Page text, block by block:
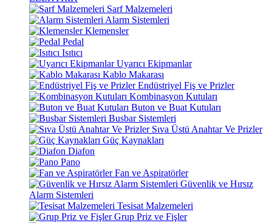
Sarf Malzemeleri
Alarm Sistemleri
Klemensler
Pedal
Isıtıcı
Uyarıcı Ekipmanlar
Kablo Makarası
Endüstriyel Fiş ve Prizler
Kombinasyon Kutuları
Buton ve Buat Kutuları
Busbar Sistemleri
Sıva Üstü Anahtar Ve Prizler
Güç Kaynakları
Diafon
Pano
Fan ve Aspiratörler
Güvenlik ve Hırsız
Alarm Sistemleri
Tesisat Malzemeleri
Grup Priz ve Fişler